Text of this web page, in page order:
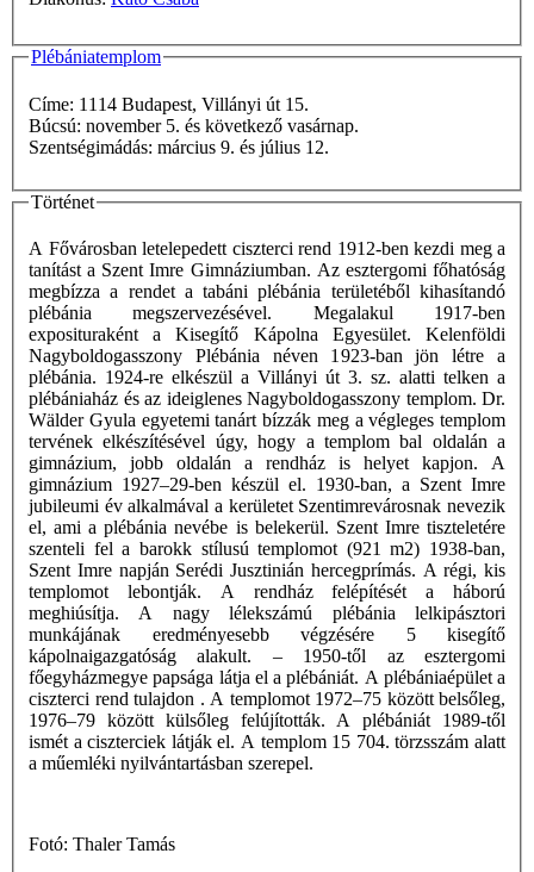
Plébániatemplom
Címe: 1114 Budapest, Villányi út 15.
Búcsú: november 5. és következő vasárnap.
Szentségimádás: március 9. és július 12.
Történet
A Fővárosban letelepedett ciszterci rend 1912-ben kezdi meg a
tanítást a Szent Imre Gimnáziumban. Az esztergomi főhatóság
megbízza a rendet a tabáni plébánia területéből kihasítandó
plébánia megszervezésével. Megalakul 1917-ben
exposituraként a Kisegítő Kápolna Egyesület. Kelenföldi
Nagyboldogasszony Plébánia néven 1923-ban jön létre a
plébánia. 1924-re elkészül a Villányi út 3. sz. alatti telken a
plébániaház és az ideiglenes Nagyboldogasszony templom. Dr.
Wälder Gyula egyetemi tanárt bízzák meg a végleges templom
tervének elkészítésével úgy, hogy a templom bal oldalán a
gimnázium, jobb oldalán a rendház is helyet kapjon. A
gimnázium 1927–29-ben készül el. 1930-ban, a Szent Imre
jubileumi év alkalmával a kerületet Szentimrevárosnak nevezik
el, ami a plébánia nevébe is belekerül. Szent Imre tiszteletére
szenteli fel a barokk stílusú templomot (921 m2) 1938-ban,
Szent Imre napján Serédi Jusztinián hercegprímás. A régi, kis
templomot lebontják. A rendház felépítését a háború
meghiúsítja. A nagy lélekszámú plébánia lelkipásztori
munkájának eredményesebb végzésére 5 kisegítő
kápolnaigazgatóság alakult. – 1950-től az esztergomi
főegyházmegye papsága látja el a plébániát. A plébániaépület a
ciszterci rend tulajdon . A templomot 1972–75 között belsőleg,
1976–79 között külsőleg felújították. A plébániát 1989-től
ismét a ciszterciek látják el. A templom 15 704. törzsszám alatt
a műemléki nyilvántartásban szerepel.
Fotó: Thaler Tamás